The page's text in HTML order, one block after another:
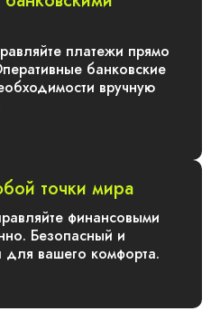
платежи прямо
банковские
вручную
точки мира
финансовыми
Безопасный и
вашего комфорта.